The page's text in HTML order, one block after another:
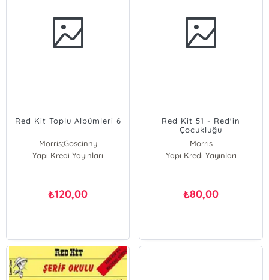
Red Kit Toplu Albümleri 6
Morris;Goscinny
Morris
Yapı Kredi Yayınları
₺120,00
Red Kit 51 - Red'in
Çocukluğu
Morris
J. Leturgie
Yapı Kredi Yayınları
₺80,00